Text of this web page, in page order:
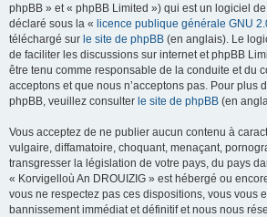
phpBB » et « phpBB Limited ») qui est un logiciel
déclaré sous la « licence publique générale GNU
téléchargé sur le site de phpBB (en anglais). Le
de faciliter les discussions sur internet et phpBB
être tenu comme responsable de la conduite et du
acceptons et que nous n’acceptons pas. Pour plus
phpBB, veuillez consulter le site de phpBB (en
Vous acceptez de ne publier aucun contenu à
vulgaire, diffamatoire, choquant, menaçant,
transgresser la législation de votre pays, du pays
« Korvigelloù An DROUIZIG » est hébergé ou
vous ne respectez pas ces dispositions, vous vous
bannissement immédiat et définitif et nous nous